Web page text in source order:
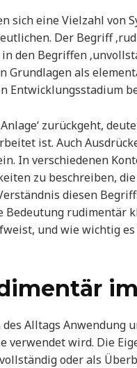
sich eine Vielzahl von
Der Begriff
den Begriffen
Grundlagen als
Entwicklungsstadium
zurückgeht,
ist. Auch
In verschiedenen
zu beschreiben,
diesen
rudimentär
und wie wichtig
Alltags Anwendung
verwendet wird. Die
oder als